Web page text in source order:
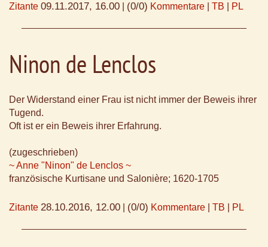
Zitante 09.11.2017, 16.00 (0/0) Kommentare TB PL
Ninon de Lenclos
Der Widerstand einer Frau ist nicht immer der Beweis ihrer
Tugend.
Oft ist er ein Beweis ihrer Erfahrung.
(zugeschrieben)
~ Anne "Ninon" de Lenclos ~
französische Kurtisane und Salonière; 1620-1705
Zitante 28.10.2016, 12.00 (0/0) Kommentare TB PL